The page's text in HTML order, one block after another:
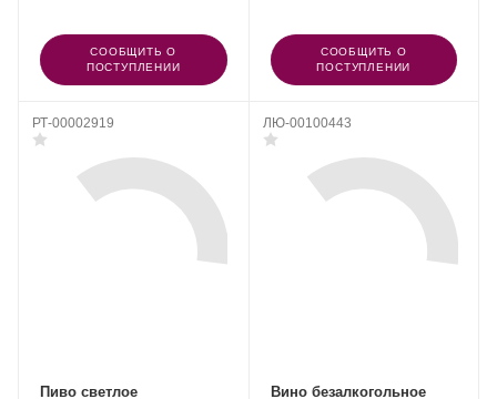
СООБЩИТЬ О
ПОСТУПЛЕНИИ
СООБЩИТЬ О
ПОСТУПЛЕНИИ
РТ-00002919
Пиво светлое
ЛЮ-00100443
Вино безалкогольное